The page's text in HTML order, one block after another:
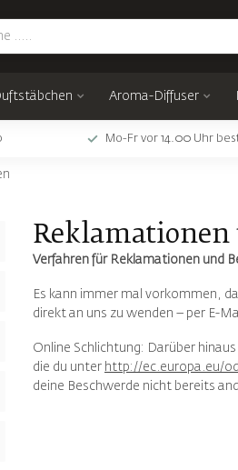
Aroma-Diffuser
Mo-Fr vor 14.00 Uhr
Reklamationen
Verfahren für Reklamationen und
Es kann immer mal vorkommen,
direkt an uns zu wenden – per E-
Online Schlichtung: Darüber
die du unter http://ec.europa.eu/
deine Beschwerde nicht bereits